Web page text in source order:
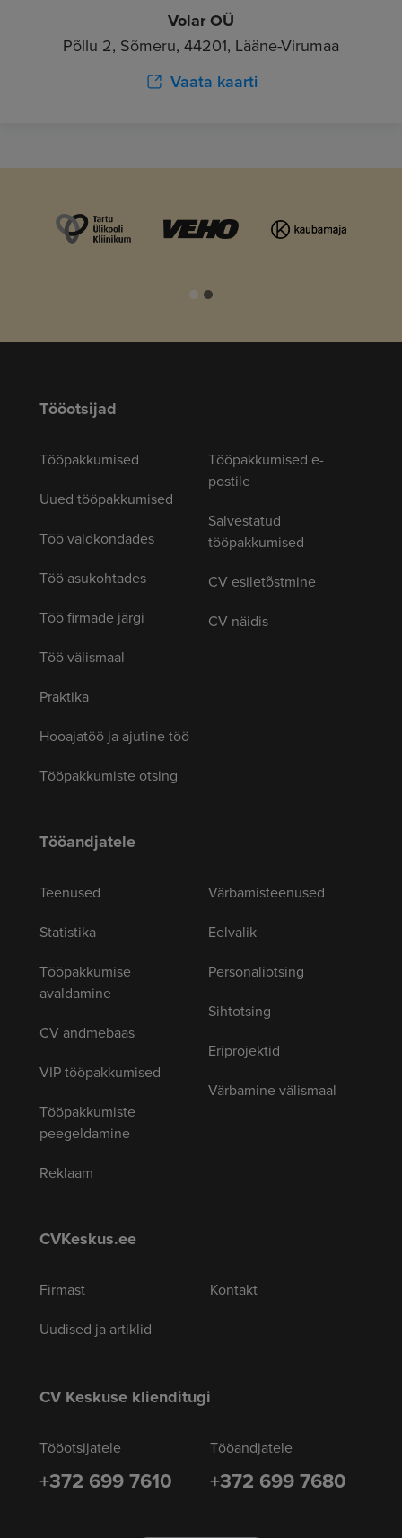
Volar OÜ
Põllu 2, Sõmeru, 44201, Lääne-Virumaa
Vaata kaarti
Tööotsijad
Tööpakkumised
Uued tööpakkumised
Töö valdkondades
Töö asukohtades
Töö firmade järgi
Töö välismaal
Praktika
Hooajatöö ja ajutine töö
Tööpakkumiste otsing
Tööpakkumised e-
postile
Salvestatud
tööpakkumised
CV esiletõstmine
CV näidis
Tööandjatele
Teenused
Statistika
Tööpakkumise
avaldamine
CV andmebaas
VIP tööpakkumised
Tööpakkumiste
peegeldamine
Reklaam
Värbamisteenused
Eelvalik
Personaliotsing
Sihtotsing
Eriprojektid
Värbamine välismaal
CVKeskus.ee
Firmast
Uudised ja artiklid
Kontakt
CV Keskuse klienditugi
Tööotsijatele
+372 699 7610
Tööandjatele
+372 699 7680